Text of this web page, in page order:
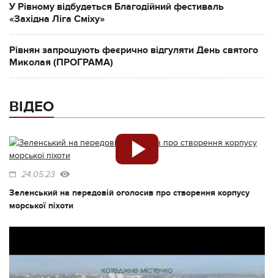
У Рівному відбудеться Благодійний фестиваль
«Західна Ліга Сміху»
Рівнян запрошують феєрично відгуляти День святого
Миколая (ПРОГРАМА)
ВІДЕО
24.05.23
Зеленський на передовій оголосив про створення корпусу
морської піхоти